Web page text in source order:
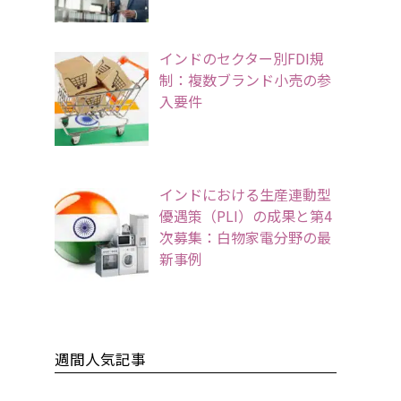
インドのセクター別FDI規
制：複数ブランド小売の参
入要件
インドにおける生産連動型
優遇策（PLI）の成果と第4
次募集：白物家電分野の最
新事例
週間人気記事